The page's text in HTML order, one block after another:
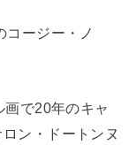
コージー・ノ
で20年のキャ
ン・ドートンヌ